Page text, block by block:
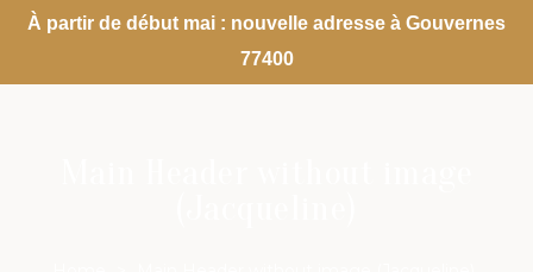
À partir de début mai : nouvelle adresse à Gouvernes
77400